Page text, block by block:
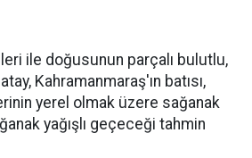
ile doğusunun parçalı bulutlu,
Kahramanmaraş'ın batısı,
yerel olmak üzere sağanak
yağışlı geçeceği tahmin